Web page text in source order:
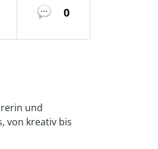
0
und
von kreativ bis